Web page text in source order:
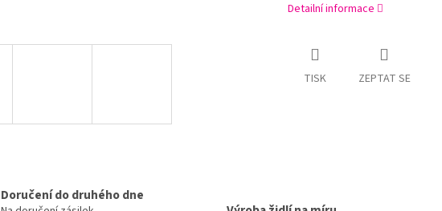
Detailní informace
TISK ZEPTAT SE
Doručení do druhého dne